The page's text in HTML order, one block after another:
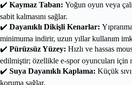
✔️ Kaymaz Taban: Yoğun oyun veya
sabit kalmasını sağlar.
✔️ Dayanıklı Dikişli Kenarlar:
minimuma indirir, uzun yıllar kullanım
✔️ Pürüzsüz Yüzey: Hızlı ve hassas
edilmiştir; özellikle e-spor oyuncuları için
✔️ Suya Dayanıklı Kaplama: Küçük
koruma sağlar.